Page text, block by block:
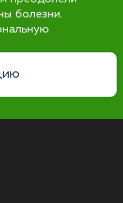
болезни.